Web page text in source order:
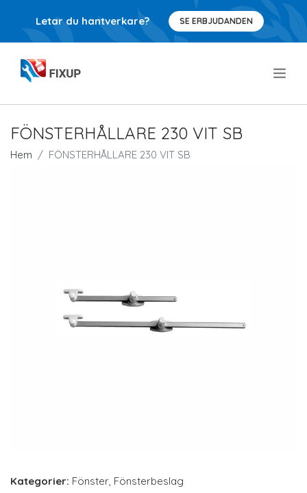
Letar du hantverkare? SE ERBJUDANDEN
FÖNSTERHÅLLARE 230 VIT SB
Hem FÖNSTERHÅLLARE 230 VIT SB
Kategorier: Fönster, Fönsterbeslag